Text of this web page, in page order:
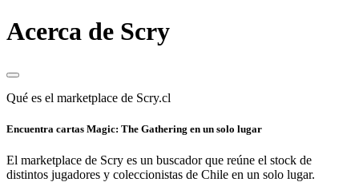
Acerca de Scry
Qué es el marketplace de Scry.cl
Encuentra cartas Magic: The Gathering en un solo lugar
El marketplace de Scry es un buscador que reúne el stock de
distintos jugadores y coleccionistas de Chile en un solo lugar.